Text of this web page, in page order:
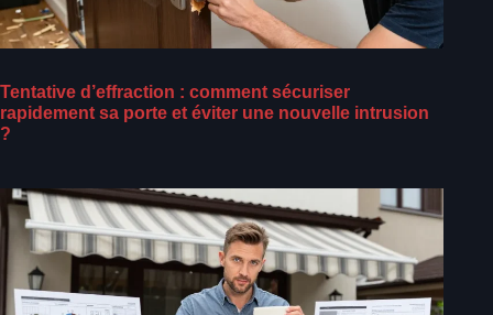
Tentative d’effraction : comment sécuriser
rapidement sa porte et éviter une nouvelle intrusion
?